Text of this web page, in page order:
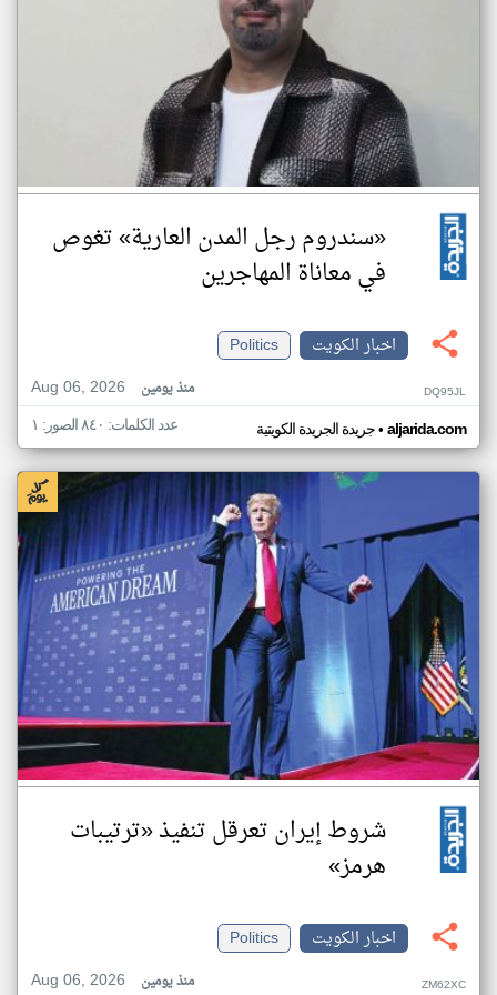
«سندروم رجل المدن العارية» تغوص
في معاناة المهاجرين
اخبار الكويت
Politics
Aug 06, 2026
منذ يومين DQ95JL
جريدة الجريدة الكويتية• aljarida.com عدد الكلمات: ٨٤٠ الصور: ١
شروط إيران تعرقل تنفيذ «ترتيبات
هرمز»
اخبار الكويت
Politics
Aug 06, 2026
منذ يومين ZM62XC